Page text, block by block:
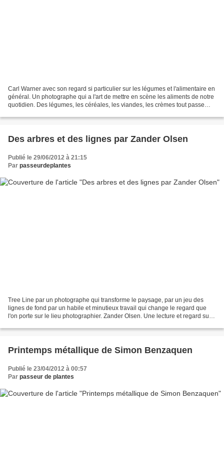
Carl Warner avec son regard si particulier sur les légumes et l'alimentaire en
général. Un photographe qui a l'art de mettre en scène les aliments de notre
quotidien. Des légumes, les céréales, les viandes, les crèmes tout passe
Des arbres et des lignes par Zander Olsen
Publié le 29/06/2012 à 21:15
Par passeurdeplantes
Tree Line par un photographe qui transforme le paysage, par un jeu des
lignes de fond par un habile et minutieux travail qui change le regard que
l'on porte sur le lieu photographier. Zander Olsen. Une lecture et regard sur
Printemps métallique de Simon Benzaquen
Publié le 23/04/2012 à 00:57
Par passeur de plantes